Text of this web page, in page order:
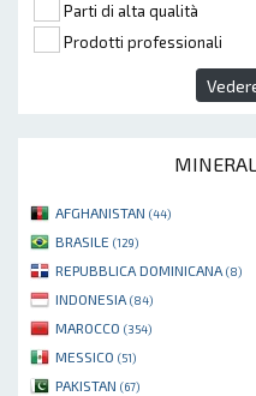
Parti di alta qualità
Prodotti professionali
AFGHANISTAN (44)
BRASILE (129)
REPUBBLICA DOMINICANA (8)
INDONESIA (84)
MAROCCO (354)
MESSICO (51)
PAKISTAN (67)